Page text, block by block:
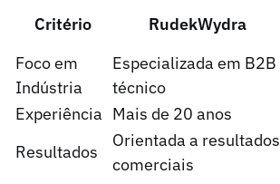
Critério
RudekWydra
Foco em
Indústria
Especializada em B2B
técnico
Experiência Mais de 20 anos
Resultados
Orientada a resultados
comerciais